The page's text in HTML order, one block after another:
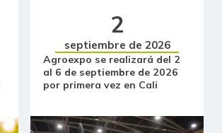
+$ 807,00 +11,20%
-$ 250,50
- -
2
septiembre de 2026
Agroexpo se realizará del 2
al 6 de septiembre de 2026
por primera vez en Cali